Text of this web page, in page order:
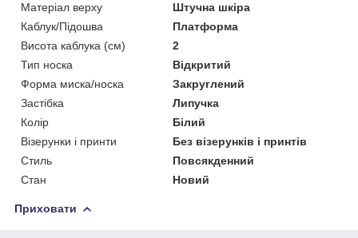
Матеріал верху
Штучна шкіра
Каблук/Підошва
Платформа
Висота каблука (см)
2
Тип носка
Відкритий
Форма миска/носка
Закруглений
Застібка
Липучка
Колір
Білий
Візерунки і принти
Без візерунків і принтів
Стиль
Повсякденний
Стан
Новий
Приховати